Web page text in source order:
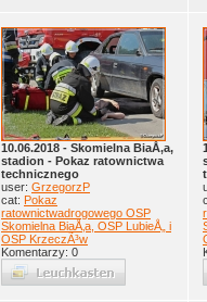
10.06.2018 - Skomielna BiaÅ‚a,
stadion - Pokaz ratownictwa
technicznego
user: GrzegorzP
cat: Pokaz
ratownictwadrogowego OSP
Skomielna BiaÅ‚a, OSP LubieÅ„ i
OSP KrzeczÃ³w
Komentarzy: 0